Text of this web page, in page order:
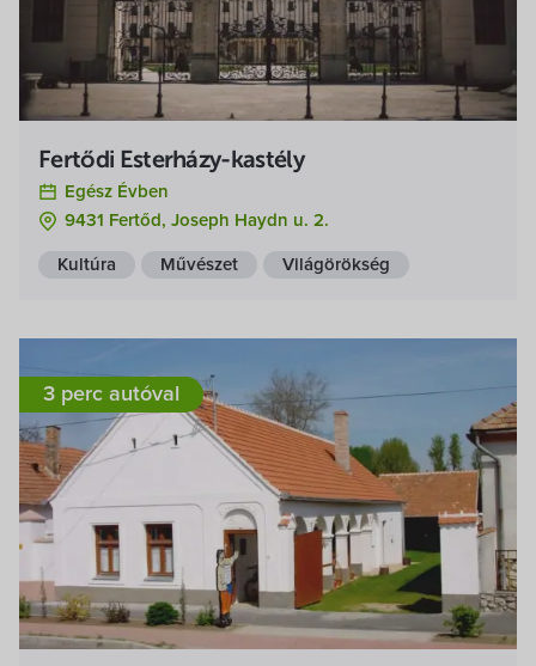
Fertődi Esterházy-kastély
Egész Évben
9431 Fertőd, Joseph Haydn u. 2.
Kultúra Művészet Világörökség
3 perc autóval